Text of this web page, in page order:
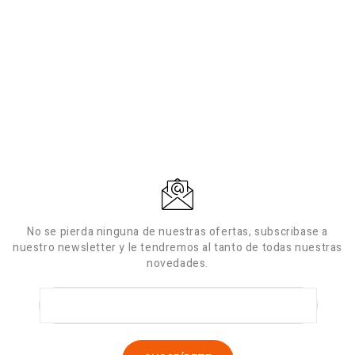
No se pierda ninguna de nuestras ofertas, subscribase a
nuestro newsletter y le tendremos al tanto de todas nuestras
novedades.